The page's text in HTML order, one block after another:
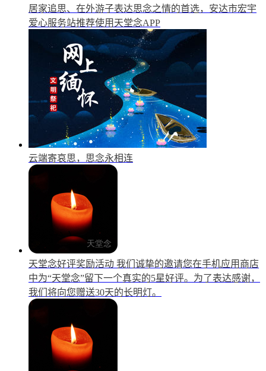
居家追思、在外游子表达思念之情的首选，安达市宏宇
爱心服务站推荐使用天堂念APP
云端寄哀思，思念永相连
天堂念好评奖励活动 我们诚挚的邀请您在手机应用商店
中为“天堂念”留下一个真实的5星好评。为了表达感谢，
我们将向您赠送30天的长明灯。